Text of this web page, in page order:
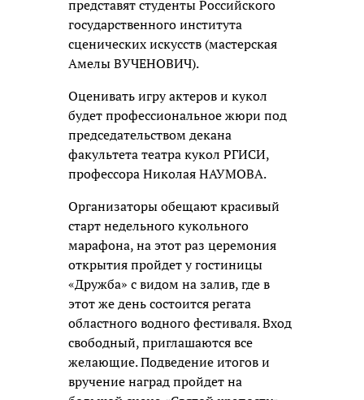
представят студенты Российского
государственного института
сценических искусств (мастерская
Амелы ВУЧЕНОВИЧ).
Оценивать игру актеров и кукол
будет профессиональное жюри под
председательством декана
факультета театра кукол РГИСИ,
профессора Николая НАУМОВА.
Организаторы обещают красивый
старт недельного кукольного
марафона, на этот раз церемония
открытия пройдет у гостиницы
«Дружба» с видом на залив, где в
этот же день состоится регата
областного водного фестиваля. Вход
свободный, приглашаются все
желающие. Подведение итогов и
вручение наград пройдет на